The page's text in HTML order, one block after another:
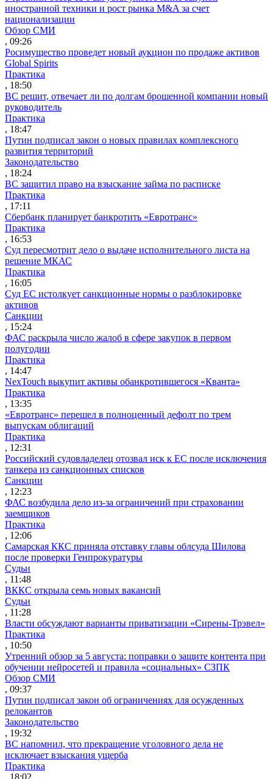
иностранной техники и рост рынка M&A за счет
национализации
Обзор СМИ
, 09:26
Росимущество проведет новый аукцион по продаже активов
Global Spirits
Практика
, 18:50
ВС решит, отвечает ли по долгам брошенной компании новый
руководитель
Практика
, 18:47
Путин подписал закон о новых правилах комплексного
развития территорий
Законодательство
, 18:24
ВС защитил право на взыскание займа по расписке
Практика
, 17:11
Сбербанк планирует банкротить «Евротранс»
Практика
, 16:53
Суд пересмотрит дело о выдаче исполнительного листа на
решение МКАС
Практика
, 16:05
Суд ЕС истолкует санкционные нормы о разблокировке
активов
Санкции
, 15:24
ФАС раскрыла число жалоб в сфере закупок в первом
полугодии
Практика
, 14:47
NexTouch выкупит активы обанкротившегося «Кванта»
Практика
, 13:35
«Евротранс» перешел в полноценный дефолт по трем
выпускам облигаций
Практика
, 12:31
Российский судовладелец отозвал иск к ЕС после исключения
танкера из санкционных списков
Санкции
, 12:23
ФАС возбудила дело из-за ограничений при страховании
заемщиков
Практика
, 12:06
Самарская ККС приняла отставку главы облсуда Шилова
после проверки Генпрокуратуры
Судьи
, 11:48
ВККС открыла семь новых вакансий
Судьи
, 11:28
Власти обсуждают варианты приватизации «Сирены-Трэвел»
Практика
, 10:50
Утренний обзор за 5 августа: поправки о защите контента при
обучении нейросетей и правила «социальных» СЗПК
Обзор СМИ
, 09:37
Путин подписал закон об ограничениях для осужденных
релокантов
Законодательство
, 19:32
ВС напомнил, что прекращение уголовного дела не
исключает взыскания ущерба
Практика
, 18:02